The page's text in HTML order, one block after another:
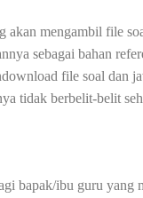
akan mengambil file
sebagai bahan
file soal dan
tidak berbelit-belit
bapak/ibu guru yang